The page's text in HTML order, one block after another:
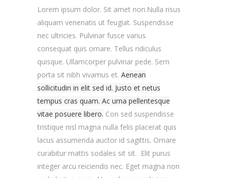
Lorem ipsum dolor. Sit amet non.Nulla risus
aliquam venenatis ut feugiat. Suspendisse
nec ultricies. Pulvinar fusce varius
consequat quis ornare. Tellus ridiculus
quisque. Ullamcorper pulvinar pede. Sem
porta sit nibh vivamus et. Aenean
sollicitudin in elit sed id. Justo et netus
tempus cras quam. Ac urna pellentesque
vitae posuere libero. Con sed suspendisse
tristique nisl magna nulla felis placerat quis
lacus assumenda auctor id sagittis. Ornare
curabitur mattis sodales sit sit. Elit purus
integer arcu reiciendis nec. Eget magna non